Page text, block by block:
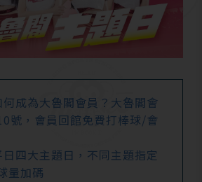
成為大魯閣會員？大魯閣會
號，會員回館免費打棒球/會
四大主題日，不同主題指定
量加碼